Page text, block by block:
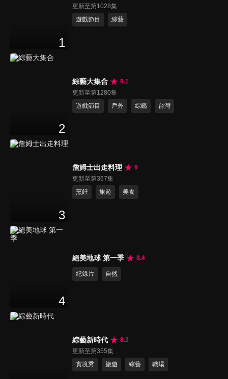
1
更新至第1028集
遊戲節目
綜藝
2
綜藝大集合
9.1
更新至第1280集
遊戲節目
戶外 綜藝 台灣
3
詹姆士出走料理
9
更新至第367集
烹飪
旅遊 美食
4
絕美地球 第一季 8.4
紀錄片 自然
綜藝新時代
8.3
更新至第355集
實境秀
旅遊 綜藝 職場